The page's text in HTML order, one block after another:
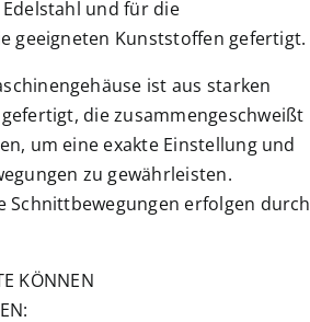
und für die
geeigneten Kunststoffen gefertigt.
ist aus starken
die zusammengeschweißt
um eine exakte Einstellung und
zu gewährleisten.
Schnittbewegungen erfolgen durch
KÖNNEN